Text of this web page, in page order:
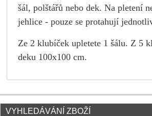
šál, polštářů nebo dek. Na pletení
jehlice - pouze se protahují
Ze 2 klubíček upletete 1 šálu. Z 5
deku 100x100 cm.
VYHLEDÁVÁNÍ ZBOŽÍ